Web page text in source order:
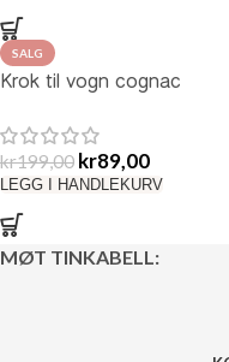
SALG
Krok til vogn cognac
kr199,00 kr89,00
LEGG I HANDLEKURV
MØT TINKABELL: